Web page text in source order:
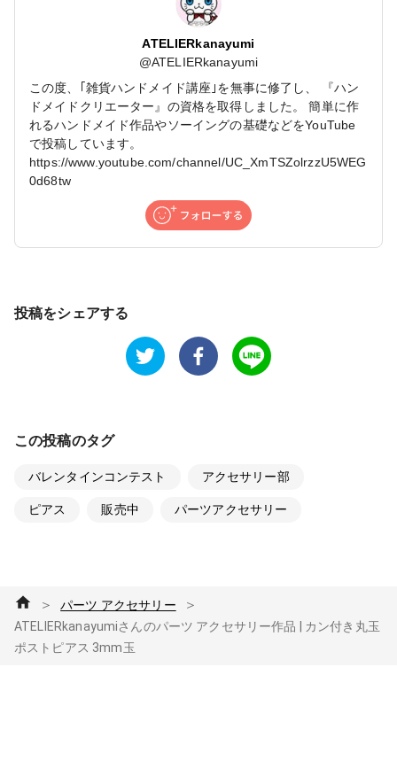
ATELIERkanayumi
@ATELIERkanayumi
この度、｢雑貨ハンドメイド講座｣を無事に修了し、 『ハン
ドメイドクリエーター』の資格を取得しました。 簡単に作
れるハンドメイド作品やソーイングの基礎などをYouTube
で投稿しています。
https://www.youtube.com/channel/UC_XmTSZolrzzU5WEG
0d68tw
投稿をシェアする
この投稿のタグ
バレンタインコンテスト アクセサリー部
ピアス 販売中 パーツアクセサリー
＞ パーツ アクセサリー ＞
ATELIERkanayumiさんのパーツ アクセサリー作品 | カン付き丸玉
ポストピアス 3mm玉